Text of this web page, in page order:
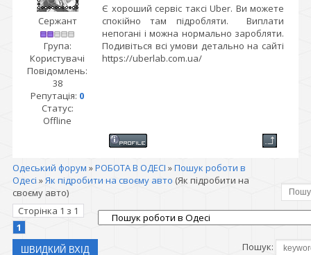
Сержант
Група:
Користувачі
Повідомлень:
38
Репутація: 0
Статус:
Offline
Є хороший сервіс таксі Uber. Ви можете
спокійно там підробляти. Виплати
непогані і можна нормально заробляти.
Подивіться всі умови детально на сайті
https://uberlab.com.ua/
Одеський форум »РОБОТА В ОДЕСІ »Пошук роботи в
Одесі »Як підробити на своєму авто (Як підробити на
своєму авто)
Сторінка 1 з 1
1
Пошук: